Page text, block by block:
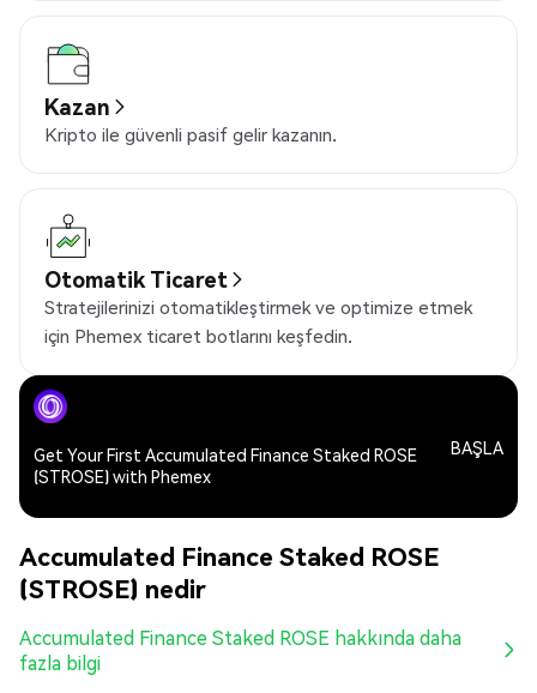
Kazan
Kripto ile güvenli pasif gelir kazanın.
Otomatik Ticaret
Stratejilerinizi otomatikleştirmek ve optimize etmek
için Phemex ticaret botlarını keşfedin.
Get Your First Accumulated Finance Staked ROSE
(STROSE) with Phemex
BAŞLA
Accumulated Finance Staked ROSE
(STROSE) nedir
Accumulated Finance Staked ROSE hakkında daha
fazla bilgi